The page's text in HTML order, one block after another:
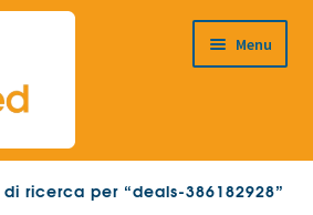
Menu
HOME
di ricerca per “deals-386182928”